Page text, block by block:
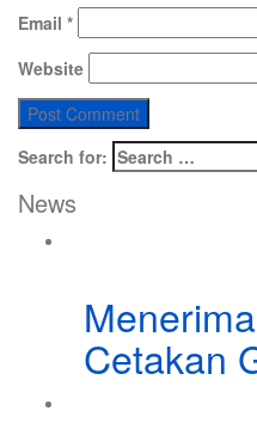
Email *
Website
Search for:
News
Cetakan